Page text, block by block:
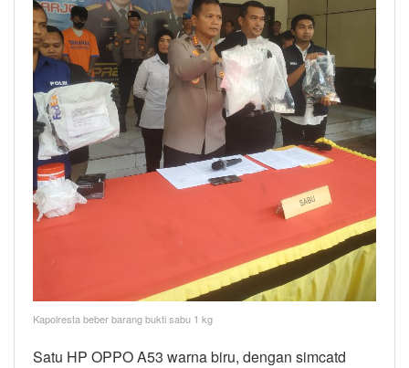
Kapolresta beber barang bukti sabu 1 kg
Satu HP OPPO A53 warna biru, dengan simcatd